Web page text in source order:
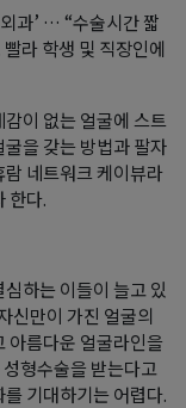
과’ … “수술시간 짧
라 학생 및 직장인에
이 없는 얼굴에 스트
을 갖는 방법과 팔자
네트워크 케이뷰라
한다.
하는 이들이 늘고 있
신만이 가진 얼굴의
아름다운 얼굴라인을
형수술을 받는다고
기대하기는 어렵다.